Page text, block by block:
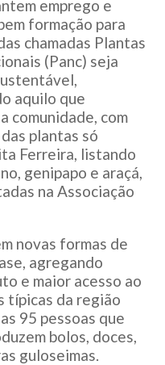
emprego e
formação para
chamadas Plantas
(Panc) seja
aquilo que
comunidade, com
plantas só
Ferreira, listando
genipapo e araçá,
na Associação
novas formas de
agregando
e maior acesso ao
típicas da região
95 pessoas que
bolos, doces,
guloseimas.